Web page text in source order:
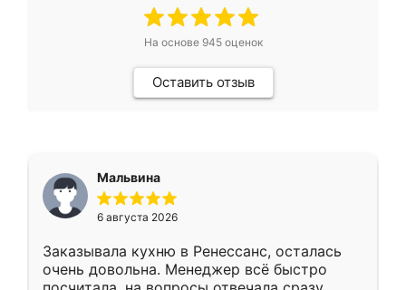
На основе 945оценок
Оставить отзыв
Мальвина
6 августа 2026
Заказывала кухню в Ренессанс, осталась
очень довольна. Менеджер всё быстро